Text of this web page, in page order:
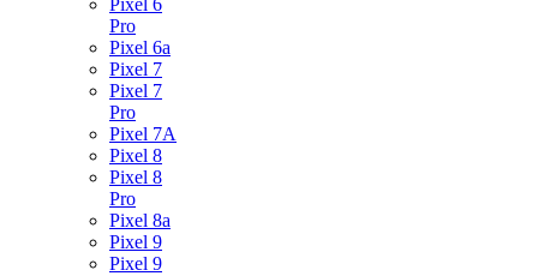
Pixel 6
Pro
Pixel 6a
Pixel 7
Pixel 7
Pro
Pixel 7A
Pixel 8
Pixel 8
Pro
Pixel 8a
Pixel 9
Pixel 9